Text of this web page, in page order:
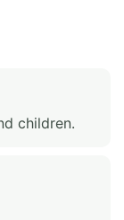
children.